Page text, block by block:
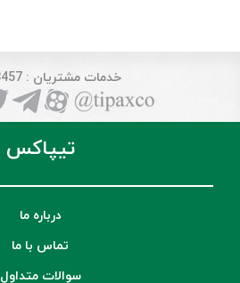
خدمات مشتریان : 8457 - 021
تیپاکس
درباره ما
تماس با ما
سوالات متداول